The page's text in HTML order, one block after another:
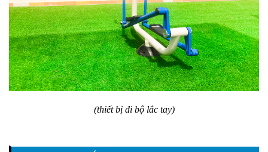
(thiết bị đi bộ lắc tay)